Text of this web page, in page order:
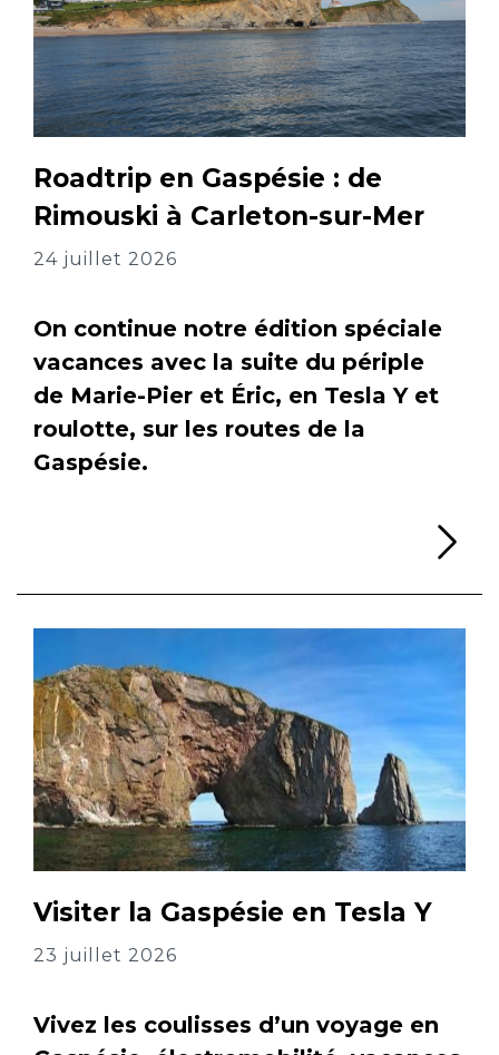
Roadtrip en Gaspésie : de
Rimouski à Carleton-sur-Mer
24 juillet 2026
On continue notre édition spéciale
vacances avec la suite du périple
de Marie-Pier et Éric, en Tesla Y et
roulotte, sur les routes de la
Gaspésie.
Visiter la Gaspésie en Tesla Y
23 juillet 2026
Vivez les coulisses d’un voyage en